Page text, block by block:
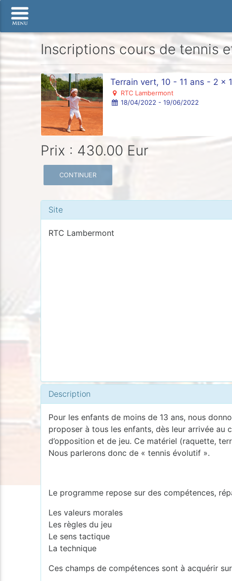
Inscriptions cours de tennis
Terrain vert, 10 - 11 ans - 2 x
RTC Lambermont
18/04/2022 - 19/06/2022
Prix : 430.00 Eur
CONTINUER
Site
RTC Lambermont
Description
Pour les enfants de moins de 13 ans, nous
proposer à tous les enfants, dès leur arrivée au
d’opposition et de jeu. Ce matériel (raquette,
Nous parlerons donc de « tennis évolutif ».
Le programme repose sur des compétences,
Les valeurs morales
Les règles du jeu
Le sens tactique
La technique
Ces champs de compétences sont à acquérir